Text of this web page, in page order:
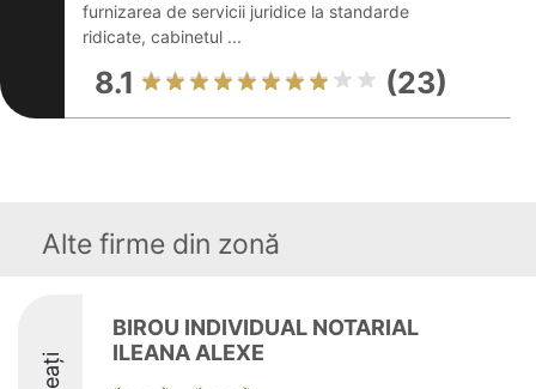
furnizarea de servicii juridice la standarde
ridicate, cabinetul ...
8.1 (23)
Alte firme din zonă
BIROU INDIVIDUAL NOTARIAL
ILEANA ALEXE